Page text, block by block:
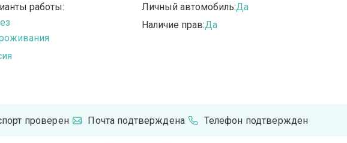
работы:
Личный автомобиль:Да
Наличие прав:Да
проверен Почта подтверждена Телефон подтвержден